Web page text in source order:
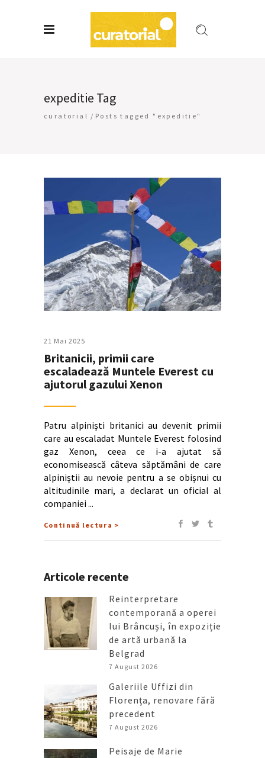
expeditie Tag
curatorial / Posts tagged "expeditie"
21 Mai 2025
Britanicii, primii care
escaladează Muntele Everest cu
ajutorul gazului Xenon
Patru alpiniști britanici au devenit primii
care au escaladat Muntele Everest folosind
gaz Xenon, ceea ce i-a ajutat să
economisească câteva săptămâni de care
alpiniștii au nevoie pentru a se obișnui cu
altitudinile mari, a declarat un oficial al
companiei
Continuă lectura >
Articole recente
Reinterpretare
contemporană a operei
lui Brâncuși, în expoziție
de artă urbană la
Belgrad
7 August 2026
Galeriile Uffizi din
Florența, renovare fără
precedent
7 August 2026
Peisaje de Marie